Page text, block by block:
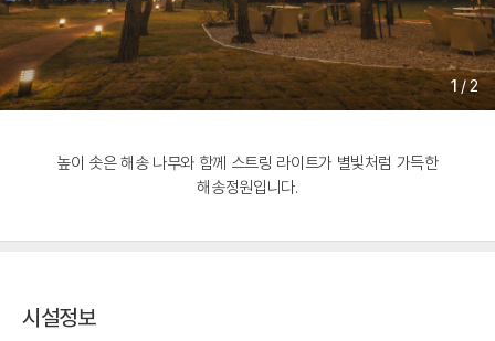
1/2
높이 솟은 해송 나무와 함께 스트링 라이트가 별빛처럼 가득한
해송정원입니다.
시설정보